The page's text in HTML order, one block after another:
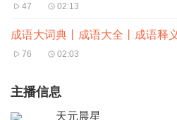
47 02:13
成语大词典丨成语大全丨成语释
76 02:03
主播信息
天元晨星